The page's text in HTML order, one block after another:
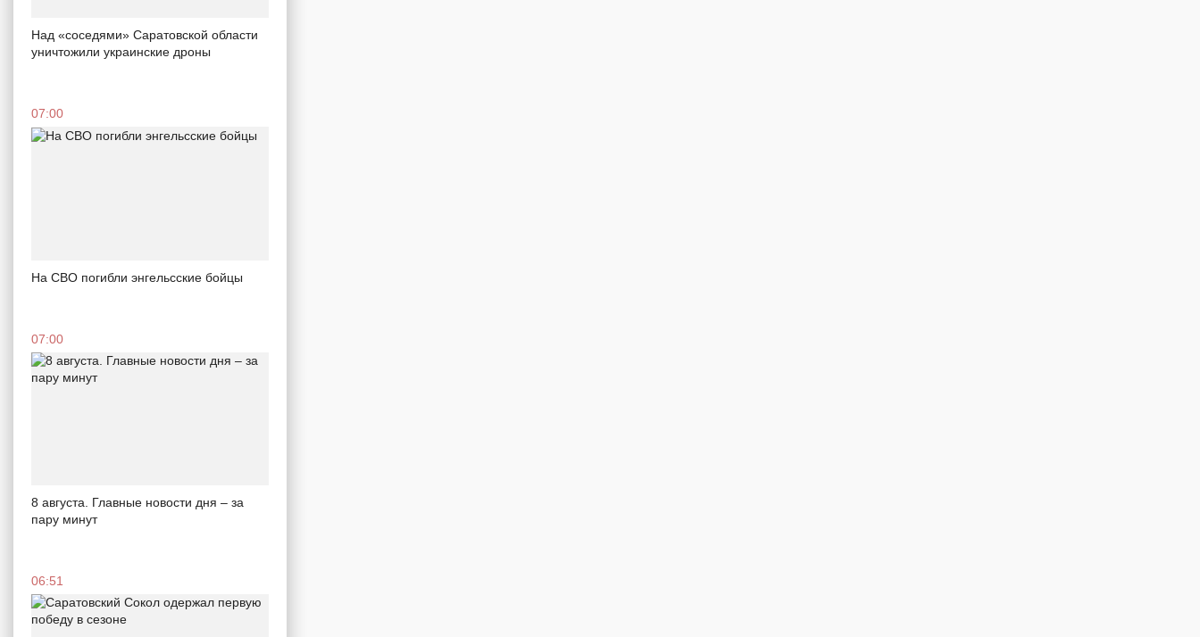
Над «соседями» Саратовской области
уничтожили украинские дроны
07:00
На СВО погибли энгельсские бойцы
07:00
8 августа. Главные новости дня – за
пару минут
06:51